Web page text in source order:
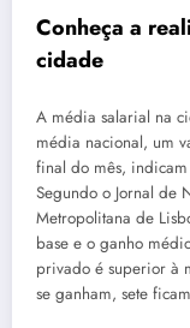
Conheça a
cidade
A média salarial na
média nacional, um
final do mês,
Segundo o Jornal de
Metropolitana de
base e o ganho
privado é superior à
se ganham, sete